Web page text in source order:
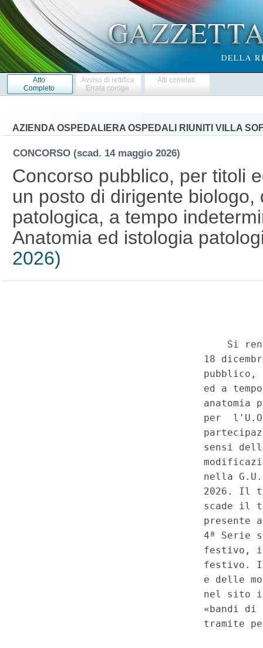
Atto
Completo
Avviso di rettifica
Errata corrige
Atti correlati
AZIENDA OSPEDALIERA OSPEDALI RIUNITI VILLA
CONCORSO (scad. 14 maggio 2026)
Concorso pubblico, per titoli
un posto di dirigente
patologica, a tempo
Anatomia ed istologia
2026)